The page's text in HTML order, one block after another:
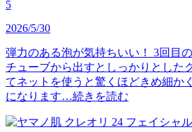
5
2026/5/30
弾力のある泡が気持ちいい！ 3回目
チューブから出すとしっかりとした
てネットを使うと驚くほどきめ細か
になります…続きを読む